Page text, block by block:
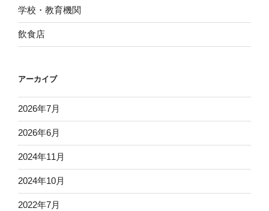
学校・教育機関
飲食店
アーカイブ
2026年7月
2026年6月
2024年11月
2024年10月
2022年7月